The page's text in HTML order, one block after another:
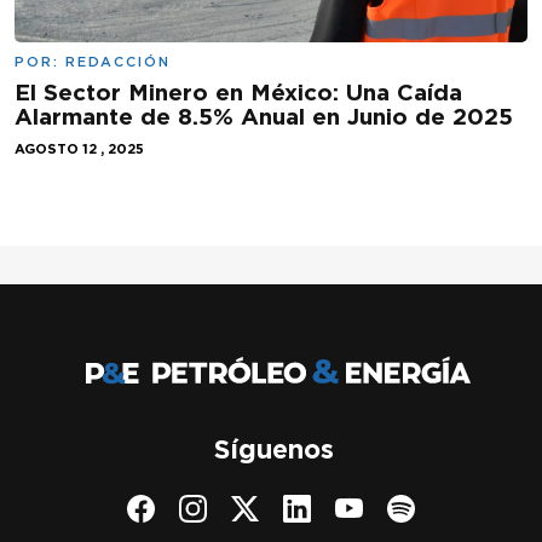
POR: REDACCIÓN
El Sector Minero en México: Una Caída
Alarmante de 8.5% Anual en Junio de 2025
AGOSTO 12 , 2025
Síguenos